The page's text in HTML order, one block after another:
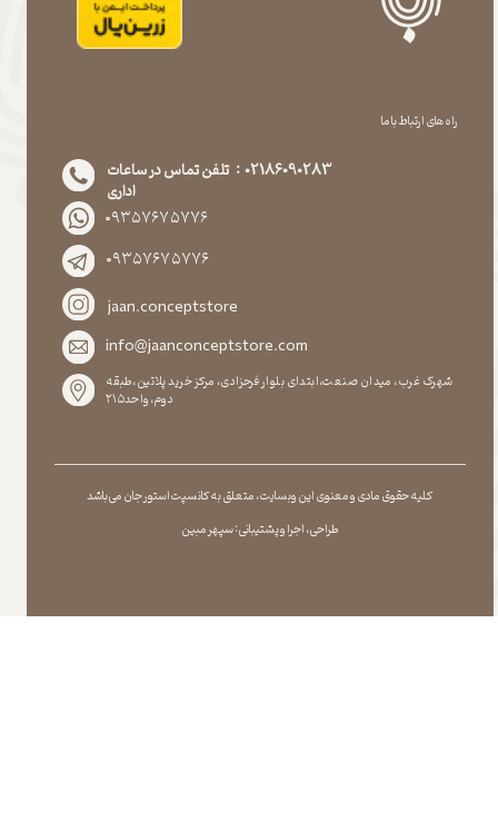
راه های ارتباط با ما
کلیه حقوق مادی و معنوی این وبسایت ، متعلق به کانسپت استور جان می باشد
طراحی ، اجرا و پشتیبانی : سپهر مبین
02186090283 : تلفن تماس در ساعات
اداری
۰۹۳۵۷۶۷۵۷۷۶
۰۹۳۵۷۶۷۵۷۷۶
jaan.conceptstore
info@jaanconceptstore.com
شهرک غرب، میدان صنعت،ابتدای بلوار فرحزادی، مرکز خرید پلاتین،طبقه
دوم،واحد۲۱۵